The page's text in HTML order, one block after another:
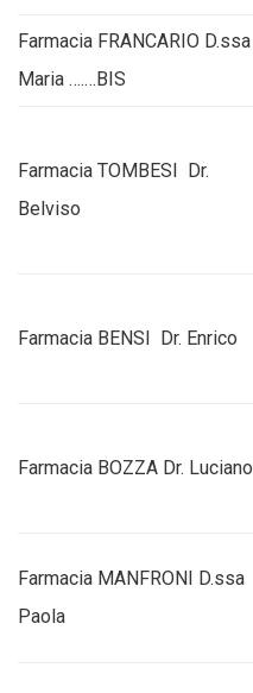
Farmacia FRANCARIO D.ssa
Maria ….…BIS
Farmacia TOMBESI Dr.
Belviso
Farmacia BENSI Dr. Enrico
Farmacia BOZZA Dr. Luciano
Farmacia MANFRONI D.ssa
Paola